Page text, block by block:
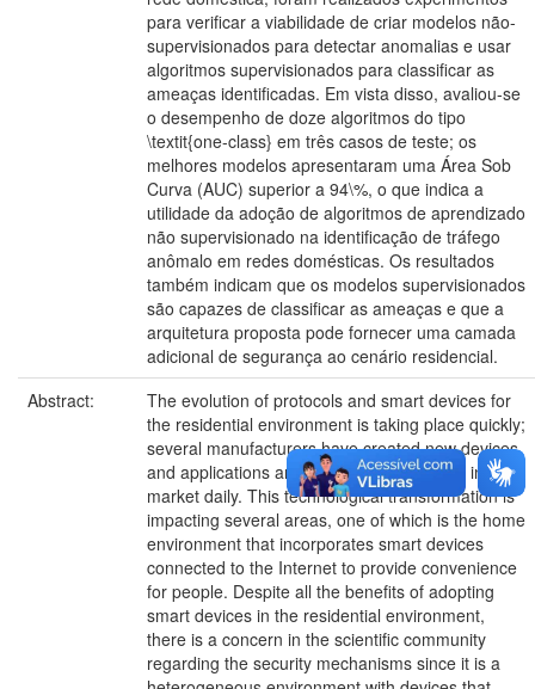
para verificar a viabilidade de criar modelos não-
supervisionados para detectar anomalias e usar
algoritmos supervisionados para classificar as
ameaças identificadas. Em vista disso, avaliou-se
o desempenho de doze algoritmos do tipo
\textit{one-class} em três casos de teste; os
melhores modelos apresentaram uma Área Sob
Curva (AUC) superior a 94\%, o que indica a
utilidade da adoção de algoritmos de aprendizado
não supervisionado na identificação de tráfego
anômalo em redes domésticas. Os resultados
também indicam que os modelos supervisionados
são capazes de classificar as ameaças e que a
arquitetura proposta pode fornecer uma camada
adicional de segurança ao cenário residencial.
Abstract:
The evolution of protocols and smart devices for
the residential environment is taking place quickly;
several manufacturers have created new devices
and applications and made them available in the
market daily. This technological transformation is
impacting several areas, one of which is the home
environment that incorporates smart devices
connected to the Internet to provide convenience
for people. Despite all the benefits of adopting
smart devices in the residential environment,
there is a concern in the scientific community
regarding the security mechanisms since it is a